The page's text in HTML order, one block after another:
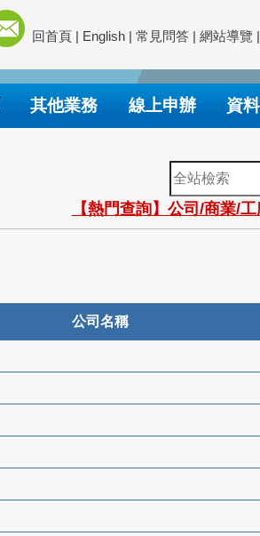
回首頁 | English | 常見問答 | 網站導覽 |
其他業務 線上申辦 資
全
站
檢
索
【熱門查詢】公司/商業/
公司名稱